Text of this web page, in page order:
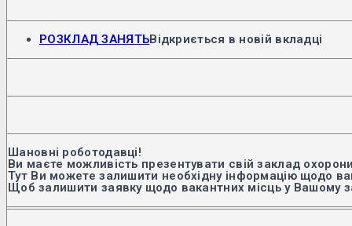
РОЗКЛАД ЗАНЯТЬВідкриється в новій вкладці
Шановні роботодавці!
Ви маєте можливість презентувати свій заклад
Тут Ви можете залишити необхідну інформацію щодо
Щоб залишити заявку щодо вакантних місць у Вашому